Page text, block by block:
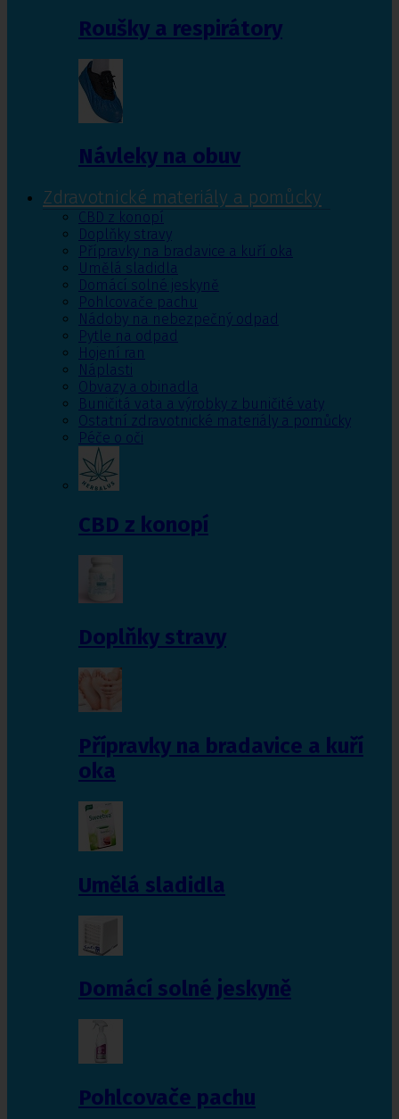
Roušky a respirátory
Návleky na obuv
Zdravotnické materiály a pomůcky
CBD z konopí
Doplňky stravy
Přípravky na bradavice a kuří oka
Umělá sladidla
Domácí solné jeskyně
Pohlcovače pachu
Nádoby na nebezpečný odpad
Pytle na odpad
Hojení ran
Náplasti
Obvazy a obinadla
Buničitá vata a výrobky z buničité vaty
Ostatní zdravotnické materiály a pomůcky
Péče o oči
CBD z konopí
Doplňky stravy
Přípravky na bradavice a kuří
oka
Umělá sladidla
Domácí solné jeskyně
Pohlcovače pachu